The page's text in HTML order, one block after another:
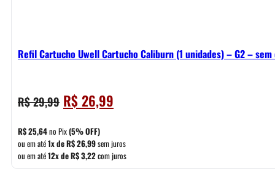
Refil Cartucho Uwell Cartucho Caliburn (1 unidades) – G2 –
R$29,99 O
preço
original
era:
R$ 29,99.
R$26,99
preço
é:
R$ 26,99.
R$25,64no Pix(5% OFF)
ou em até1x deR$26,99sem juros
ou em até12x deR$3,22com juros